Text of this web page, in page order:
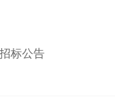
标公告